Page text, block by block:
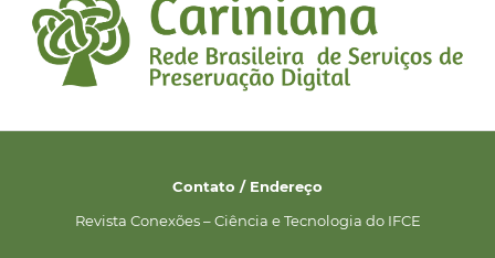
Contato / Endereço
Revista Conexões – Ciência e Tecnologia do IFCE